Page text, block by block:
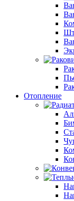
Отопление